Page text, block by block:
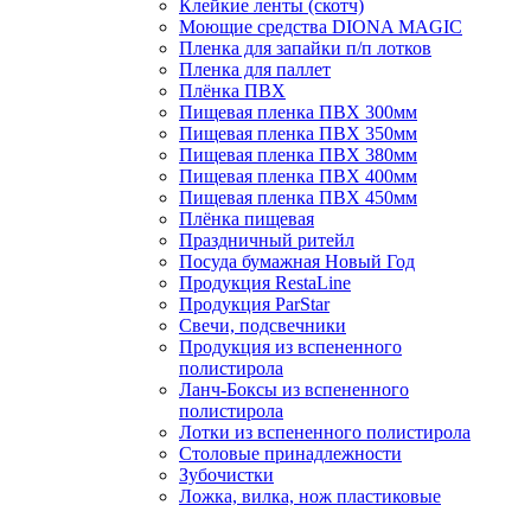
Клейкие ленты (скотч)
Моющие средства DIONA MAGIC
Пленка для запайки п/п лотков
Пленка для паллет
Плёнка ПВХ
Пищевая пленка ПВХ 300мм
Пищевая пленка ПВХ 350мм
Пищевая пленка ПВХ 380мм
Пищевая пленка ПВХ 400мм
Пищевая пленка ПВХ 450мм
Плёнка пищевая
Праздничный ритейл
Посуда бумажная Новый Год
Продукция RestaLine
Продукция РarStar
Свечи, подсвечники
Продукция из вспененного
полистирола
Ланч-Боксы из вспененного
полистирола
Лотки из вспененного полистирола
Столовые принадлежности
Зубочистки
Ложка, вилка, нож пластиковые